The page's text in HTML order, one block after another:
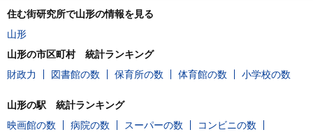
住む街研究所で山形の情報を見る
山形
山形の市区町村 統計ランキング
財政力
図書館の数 保育所の数 体育館の数 小学校の数
山形の駅 統計ランキング
映画館の数
病院の数 スーパーの数
コンビニの数